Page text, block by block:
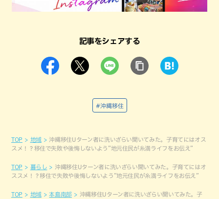
記事をシェアする
#沖縄移住
TOP 地域
沖縄移住Uターン者に洗いざらい聞いてみた。子育てにはオス
スメ！？移住で失敗や後悔しないよう”地元住民が糸満ライフをお伝え”
TOP 暮らし
沖縄移住Uターン者に洗いざらい聞いてみた。子育てにはオ
ススメ！？移住で失敗や後悔しないよう”地元住民が糸満ライフをお伝え”
TOP 地域 本島南部
沖縄移住Uターン者に洗いざらい聞いてみた。子